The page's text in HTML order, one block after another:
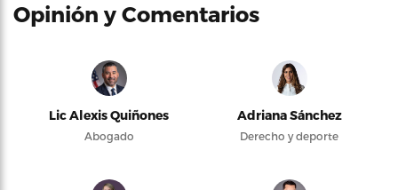
Opinión y Comentarios
Lic Alexis Quiñones
Abogado
Adriana Sánchez
Derecho y deporte